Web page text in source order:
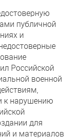
публичной
и
Российской
военной
к нарушению
для
и материалов